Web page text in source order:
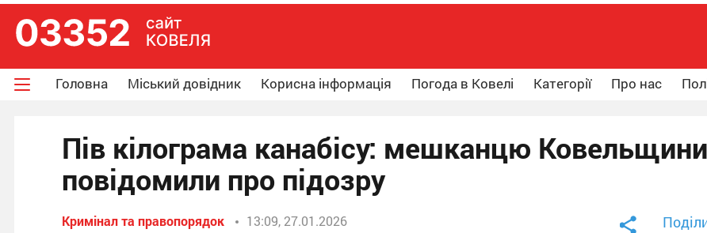
Головна Міський довідник Корисна інформація Погода в Ковелі Категорії Про нас
Пів кілограма канабісу: мешканцю Ковельщини
повідомили про підозру
Кримінал та правопорядок 13:09, 27.01.2026